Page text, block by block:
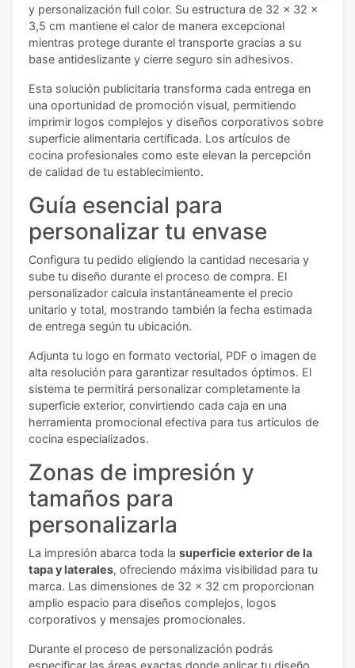
y personalización full color. Su estructura de 32 x 32 x
3,5 cm mantiene el calor de manera excepcional
mientras protege durante el transporte gracias a su
base antideslizante y cierre seguro sin adhesivos.
Esta solución publicitaria transforma cada entrega en
una oportunidad de promoción visual, permitiendo
imprimir logos complejos y diseños corporativos sobre
superficie alimentaria certificada. Los artículos de
cocina profesionales como este elevan la percepción
de calidad de tu establecimiento.
Guía esencial para
personalizar tu envase
Configura tu pedido eligiendo la cantidad necesaria y
sube tu diseño durante el proceso de compra. El
personalizador calcula instantáneamente el precio
unitario y total, mostrando también la fecha estimada
de entrega según tu ubicación.
Adjunta tu logo en formato vectorial, PDF o imagen de
alta resolución para garantizar resultados óptimos. El
sistema te permitirá personalizar completamente la
superficie exterior, convirtiendo cada caja en una
herramienta promocional efectiva para tus artículos de
cocina especializados.
Zonas de impresión y
tamaños para
personalizarla
La impresión abarca toda la superficie exterior de la
tapa y laterales, ofreciendo máxima visibilidad para tu
marca. Las dimensiones de 32 x 32 cm proporcionan
amplio espacio para diseños complejos, logos
corporativos y mensajes promocionales.
Durante el proceso de personalización podrás
especificar las áreas exactas donde aplicar tu diseño,